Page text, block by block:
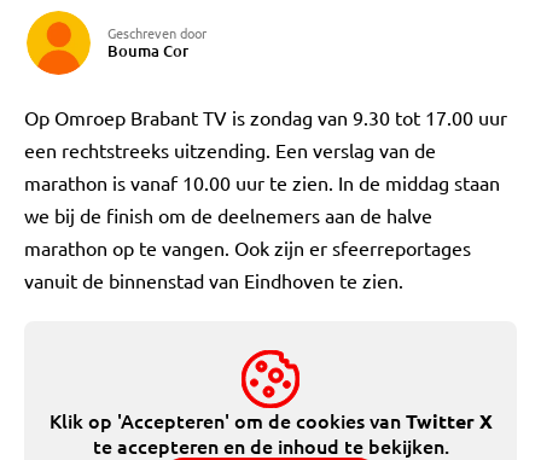
Geschreven door
Bouma Cor
Op Omroep Brabant TV is zondag van 9.30 tot 17.00 uur
een rechtstreeks uitzending. Een verslag van de
marathon is vanaf 10.00 uur te zien. In de middag staan
we bij de finish om de deelnemers aan de halve
marathon op te vangen. Ook zijn er sfeerreportages
vanuit de binnenstad van Eindhoven te zien.
Klik op 'Accepteren' om de cookies vanTwitter X
te accepteren en de inhoud te bekijken.